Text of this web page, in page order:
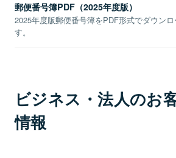
郵便番号簿PDF（2025年度版）
2025年度版郵便番号簿をPDF形式でダウンロ
す。
ビジネス・法人のお
情報